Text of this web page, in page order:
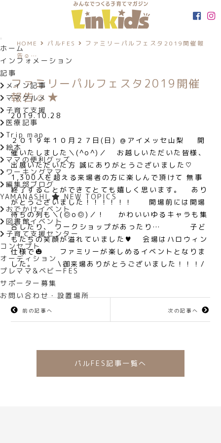
ホーム
インフォメーション
記事
メイン記事
ママグルメ
子育て支援
医療記事
Trip map
絵本
ママの便利グッズ
ワーキングママ
編集部ブログ
YAMANASHI
NEW TOPICS
おでかけイベント
図書館イベント
子育て支援センター
コンセプト
オーディション
プレママ&ベビーFES
サポーター募集
お問い合わせ・設置場所
HOME パルFES
ファミリーパルフェスタ2019開催報
告☺…
ファミリーパルフェスタ2019開催
報告☺★
2019.10.28
２０１９年１０月２７日(日) ＠アイメッセ山梨
開
催いたしました＼(^o^)／ お越しいただいた皆様、
出展いただいた方 誠にありがとうございました♡
1,300人を超える来場者の方に楽しんで頂けて 無事
終了することができてとても嬉しく思います。 あり
がとうございました！！！！！！ 開場前には開場
待ちの列も＼(◎o◎)／！
かわいいゆるキャラも集
合したり、 ワークショップがあったり…
子ど
もたちの笑顔が溢れていました♥ 会場はハロウィン
仕様で🎃
ファミリーが楽しめるイベントとなりま
した。 \御来場ありがとうございました！！！/
前の記事へ 次の記事へ
パルFES記事一覧へ